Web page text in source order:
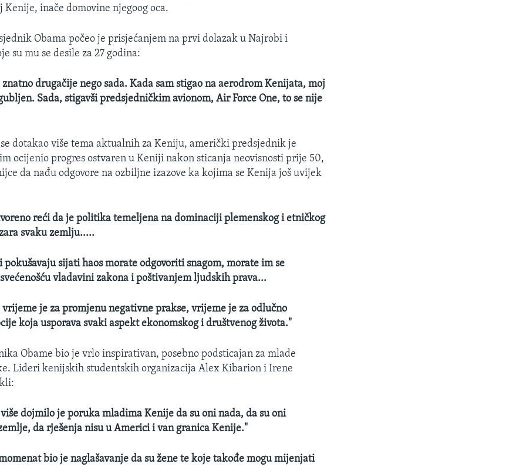
Kenije, inače domovine njegoog oca.
Obama počeo je prisjećanjem na prvi dolazak u Najrobi i
su mu se desile za 27 godina:
drugačije nego sada. Kada sam stigao na aerodrom Kenijata, moj
Sada, stigavši predsjedničkim avionom, Air Force One, to se nije
dotakao više tema aktualnih za Keniju, američki predsjednik je
ocijenio progres ostvaren u Keniji nakon sticanja neovisnosti prije 50,
da nađu odgovore na ozbiljne izazove ka kojima se Kenija još uvijek
reći da je politika temeljena na dominaciji plemenskog i etničkog
svaku zemlju.....
sijati haos morate odgovoriti snagom, morate im se
vladavini zakona i poštivanjem ljudskih prava...
je za promjenu negativne prakse, vrijeme je za odlučno
koja usporava svaki aspekt ekonomskog i društvenog života."
Obame bio je vrlo inspirativan, posebno podsticajan za mlade
Lideri kenijskih studentskih organizacija Alex Kibarion i Irene
dojmilo je poruka mladima Kenije da su oni nada, da su oni
da rješenja nisu u Americi i van granica Kenije."
bio je naglašavanje da su žene te koje takođe mogu mijenjati